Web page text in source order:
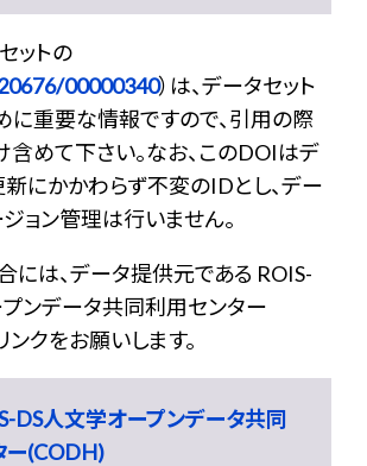
ットの
00000340）は、データセット
に重要な情報ですので、引用の際
含めて下さい。なお、このDOIはデ
新にかかわらず不変のIDとし、デー
ョン管理は行いません。
には、データ提供元である ROIS-
ンデータ共同利用センター
クをお願いします。
DS人文学オープンデータ共同
ー(CODH)